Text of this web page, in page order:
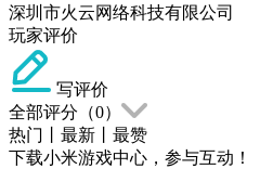
深圳市火云网络科技有限公司
玩家评价
写评价
全部评分（0）
热门
最新
最赞
下载小米游戏中心，参与互动！